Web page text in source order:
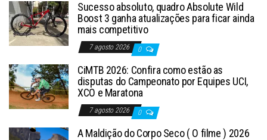
Sucesso absoluto, quadro Absolute Wild
Boost 3 ganha atualizações para ficar ainda
mais competitivo
7 agosto 2026 0
CiMTB 2026: Confira como estão as
disputas do Campeonato por Equipes UCI,
XCO e Maratona
7 agosto 2026 0
A Maldição do Corpo Seco ( O filme ) 2026